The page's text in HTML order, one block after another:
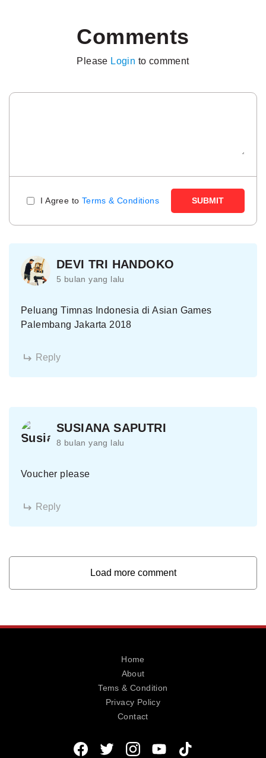
Comments
Please Login to comment
I Agree to Terms & Conditions SUBMIT
DEVI TRI HANDOKO
5 bulan yang lalu
Peluang Timnas Indonesia di Asian Games
Palembang Jakarta 2018
Reply
SUSIANA SAPUTRI
8 bulan yang lalu
Voucher please
Reply
Load more comment
Home
About
Tems & Condition
Privacy Policy
Contact